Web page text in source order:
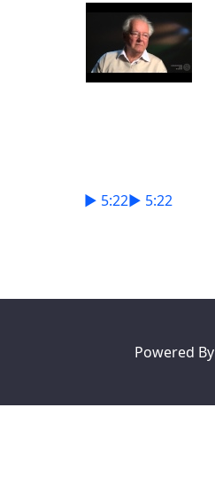
► 5:22► 5:22
Powered By